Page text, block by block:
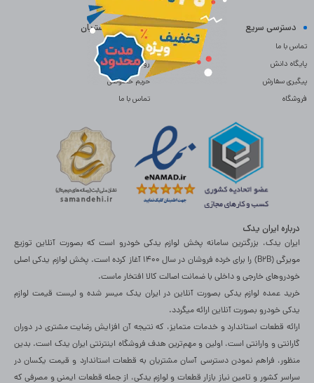
دسترسی سریع
تماس با ما
پایگاه دانش
پیگیری سفارش
فروشگاه
خدمات مشتریان
سوالات متداول
رویه بازگردانی کالا
حریم خصوصی
تماس با ما
درباره ایران یدک
ایران یدک، بزرگترین سامانه پخش لوازم یدکی خودرو است که بصورت آنلاین توزیع
مویرگی (B2B) را برای خرده فروشان در سال 1400 آغاز کرده است. پخش لوازم یدکی اصلی
خودروهای خارجی و داخلی با ضمانت اصالت کالا افتخار ماست.
خرید عمده لوازم یدکی بصورت آنلاین در ایران یدک میسر شده و لیست قیمت لوازم
یدکی خودرو بصورت آنلاین ارائه میگردد.
ارائه قطعات استاندارد و خدمات متمایز، که نتیجه آن افزایش رضایت مشتری در دوران
گارانتی و وارانتی است، اولین و مهم‌ترین هدف فروشگاه اینترنتی ایران یدک است. بدین
منظور، فراهم نمودن دسترسی آسان مشتریان به قطعات استاندارد و قیمت یکسان در
سراسر کشور و تامین نیاز بازار قطعات و لوازم یدکی، از جمله قطعات ایمنی و مصرفی که